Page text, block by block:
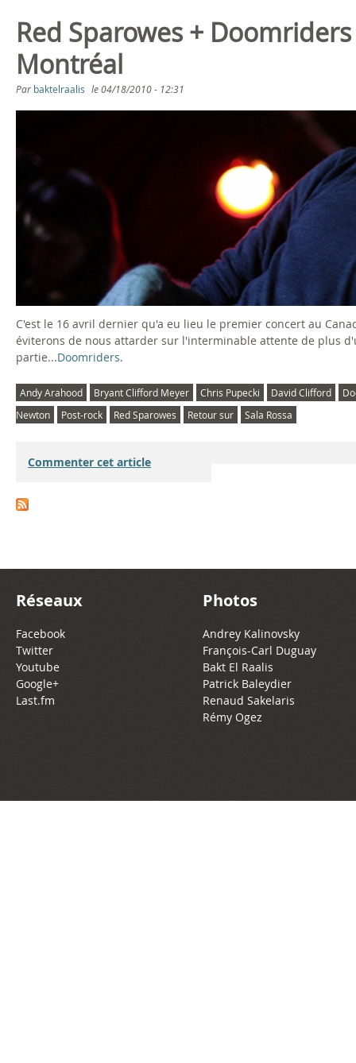
Red Sparowes +
Montréal
Par baktelraalis le04/18/2010 - 12:31
C'est le 16 avril dernier qu'a eu lieu le premier concert au
éviterons de nous attarder sur l'interminable attente de plus
partie...Doomriders.
Andy Arahood Bryant Clifford Meyer Chris Pupecki David Clifford
Newton
Post-rock Red Sparowes Retour sur Sala Rossa
Commenter cet article
Réseaux
Facebook
Twitter
Youtube
Google+
Last.fm
Photos
Andrey Kalinovsky
François-Carl Duguay
Bakt El Raalis
Patrick Baleydier
Renaud Sakelaris
Rémy Ogez